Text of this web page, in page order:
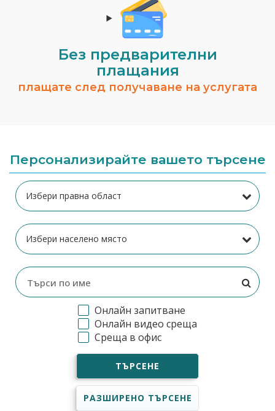
Без предварителни
плащания
плащате след получаване на услугата
Персонализирайте вашето търсене
Онлайн запитване
Онлайн видео среща
Среща в офис
ТЪРСЕНЕ
РАЗШИРЕНО ТЪРСЕНЕ